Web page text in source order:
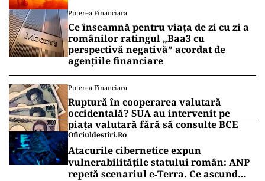
Puterea Financiara
Ce înseamnă pentru viața de zi cu zi a
românilor ratingul „Baa3 cu
perspectivă negativă” acordat de
agențiile financiare
Puterea Financiara
Ruptură în cooperarea valutară
occidentală? SUA au intervenit pe
piața valutară fără să consulte BCE
Oficiuldestiri.ro
Atacurile cibernetice expun
vulnerabilitățile statului român: ANP
repetă scenariul e‑Terra. Ce ascund